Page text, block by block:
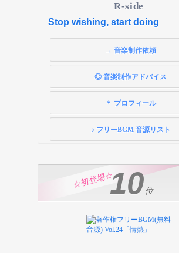
R-side
Stop wishing, start doing
→ 音楽制作依頼
◎ 音楽制作アドバイス
＊ プロフィール
♪ フリーBGM 音源リスト
10 位
☆初登場☆